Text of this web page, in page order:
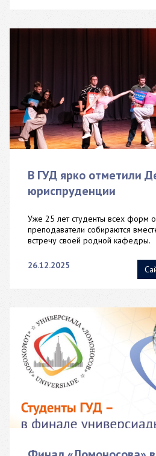
В ГУД ярко отметили
юриспруденции
Уже 25 лет студенты всех форм
преподаватели собираются
встречу своей родной кафедры.
26.12.2025